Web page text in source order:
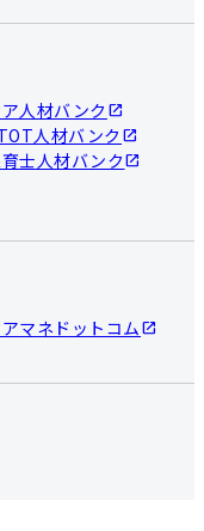
人材バンク
人材バンク
士人材バンク
マネドットコム